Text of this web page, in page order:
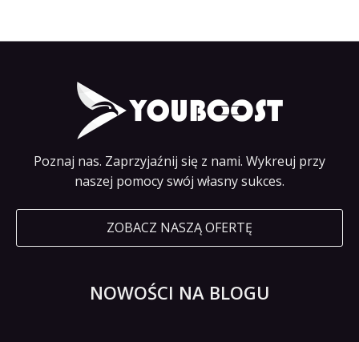
Poznaj nas. Zaprzyjaźnij się z nami. Wykreuj przy
naszej pomocy swój własny sukces.
ZOBACZ NASZĄ OFERTĘ
NOWOŚCI NA BLOGU